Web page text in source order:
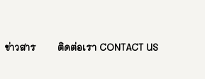
ข่าวสาร ติดต่อเรา CONTACT US